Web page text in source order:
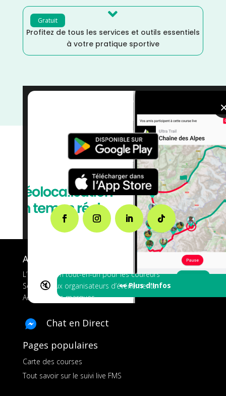
Gratuit 
Profitez de tous les services et outils essentiels
à votre pratique sportive
🔇 👀 Plus d'Infos
Course à Pied
A propos de FMS
L’application tout-en-un pour les coureurs
Services aux organisateurs d’événements
Ads pour les marques
Chat en Direct
Pages populaires
Carte des courses
Tout savoir sur le suivi live FMS